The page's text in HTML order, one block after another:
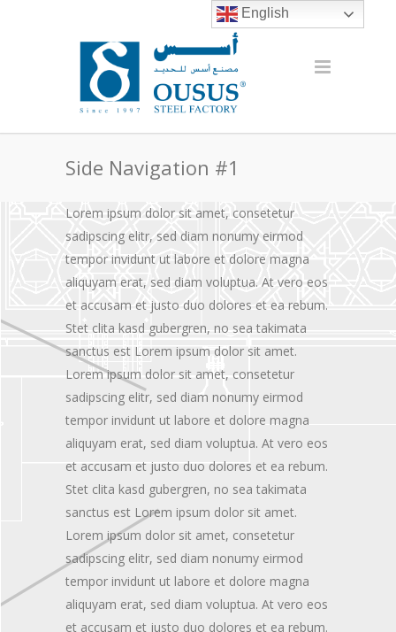
Side Navigation #1
Lorem ipsum dolor sit amet, consetetur
sadipscing elitr, sed diam nonumy eirmod
tempor invidunt ut labore et dolore magna
aliquyam erat, sed diam voluptua. At vero eos
et accusam et justo duo dolores et ea rebum.
Stet clita kasd gubergren, no sea takimata
sanctus est Lorem ipsum dolor sit amet.
Lorem ipsum dolor sit amet, consetetur
sadipscing elitr, sed diam nonumy eirmod
tempor invidunt ut labore et dolore magna
aliquyam erat, sed diam voluptua. At vero eos
et accusam et justo duo dolores et ea rebum.
Stet clita kasd gubergren, no sea takimata
sanctus est Lorem ipsum dolor sit amet.
Lorem ipsum dolor sit amet, consetetur
sadipscing elitr, sed diam nonumy eirmod
tempor invidunt ut labore et dolore magna
aliquyam erat, sed diam voluptua. At vero eos
et accusam et justo duo dolores et ea rebum.
English